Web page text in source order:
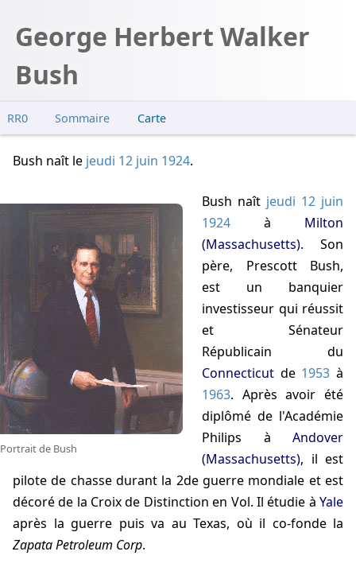
George Herbert Walker
Bush
RR0 Sommaire Carte
Bush naît le jeudi 12 juin 1924.
Portrait de Bush
Bush naît jeudi 12 juin
1924 à Milton
(Massachusetts). Son
père, Prescott Bush,
est un banquier
investisseur qui réussit
et Sénateur
Républicain du
Connecticut de 1953 à
1963. Après avoir été
diplômé de l'Académie
Philips à Andover
(Massachusetts), il est
pilote de chasse durant la 2de guerre mondiale et est
décoré de la Croix de Distinction en Vol. Il étudie à Yale
après la guerre puis va au Texas, où il co-fonde la
Zapata Petroleum Corp.